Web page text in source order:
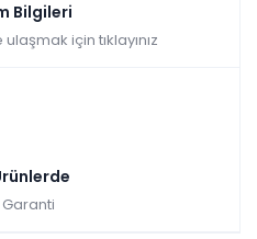
Bilgileri
için tıklayınız
Garanti